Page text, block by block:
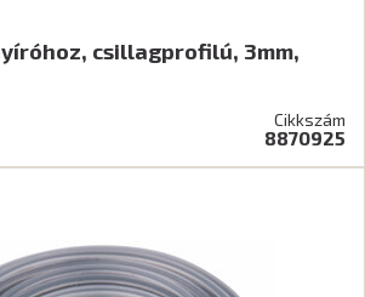
csillagprofilú, 3mm,
Cikkszám
8870925